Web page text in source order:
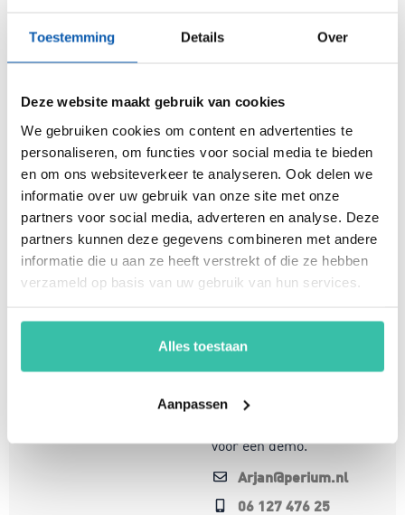
Toestemming Details Over
Deze website maakt gebruik van cookies
We gebruiken cookies om content en advertenties te
personaliseren, om functies voor social media te bieden
en om ons websiteverkeer te analyseren. Ook delen we
informatie over uw gebruik van onze site met onze
partners voor social media, adverteren en analyse. Deze
partners kunnen deze gegevens combineren met andere
informatie die u aan ze heeft verstrekt of die ze hebben
verzameld op basis van uw gebruik van hun services.
Alles toestaan
Aanpassen
weerbaarheid van je organisatie snel, eenvoudig en
betaalbaar met hét Perium platform.
Arjan Kremer
Mede-oprichter Perium
B.V.
Met een achtergrond in
risicomanagement, ICT
en een passie voor
innovatie, help ik
organisaties om
weerbaar en compliant
wereld. Mijn focus ligt
op oplossingen die écht
voor een demo.
Arjan@perium.nl
06 127 476 25